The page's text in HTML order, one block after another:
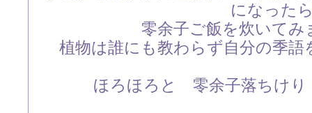
になった
零余子ご飯を炊いてみ
植物は誰にも教わらず自分の季
ほろほろと 零余子落ち